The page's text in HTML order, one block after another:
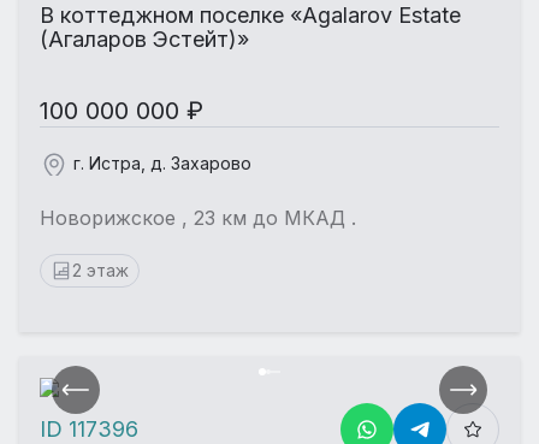
В коттеджном поселке «Agalarov Estate
(Агаларов Эстейт)»
100 000 000 ₽
г. Истра, д. Захарово
Новорижское , 23 км до МКАД .
2 этаж
ID 117396